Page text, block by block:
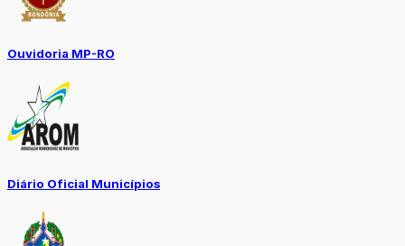
Ouvidoria MP-RO
Diário Oficial Municípios